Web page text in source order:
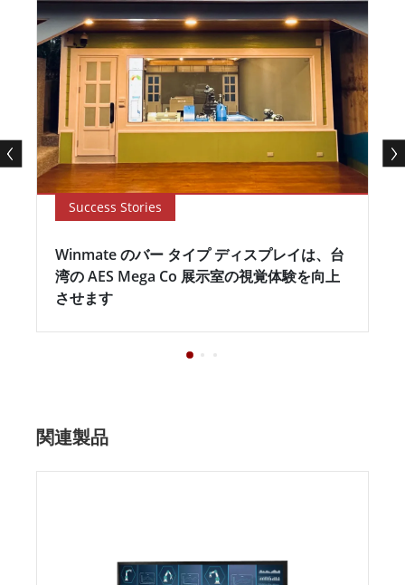
Success Stories
Winmate のバー タイプ ディスプレイは、台
湾の AES Mega Co 展示室の視覚体験を向上
させます
関連製品